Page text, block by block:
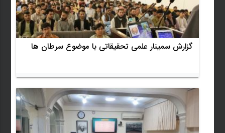
گزارش سمینار علمی تحقیقاتی با موضوع سرطان ها